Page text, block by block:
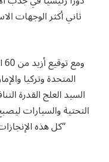
ثاني أكثر الوجهات
المتحدة وتركيا
السيد العلج القدرة
التحتية والسيارات
“كل هذه